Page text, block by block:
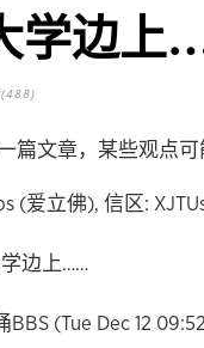
学边
(488)
篇文章，某些观点
(爱立佛), 信区:
边上……
(Tue Dec 12